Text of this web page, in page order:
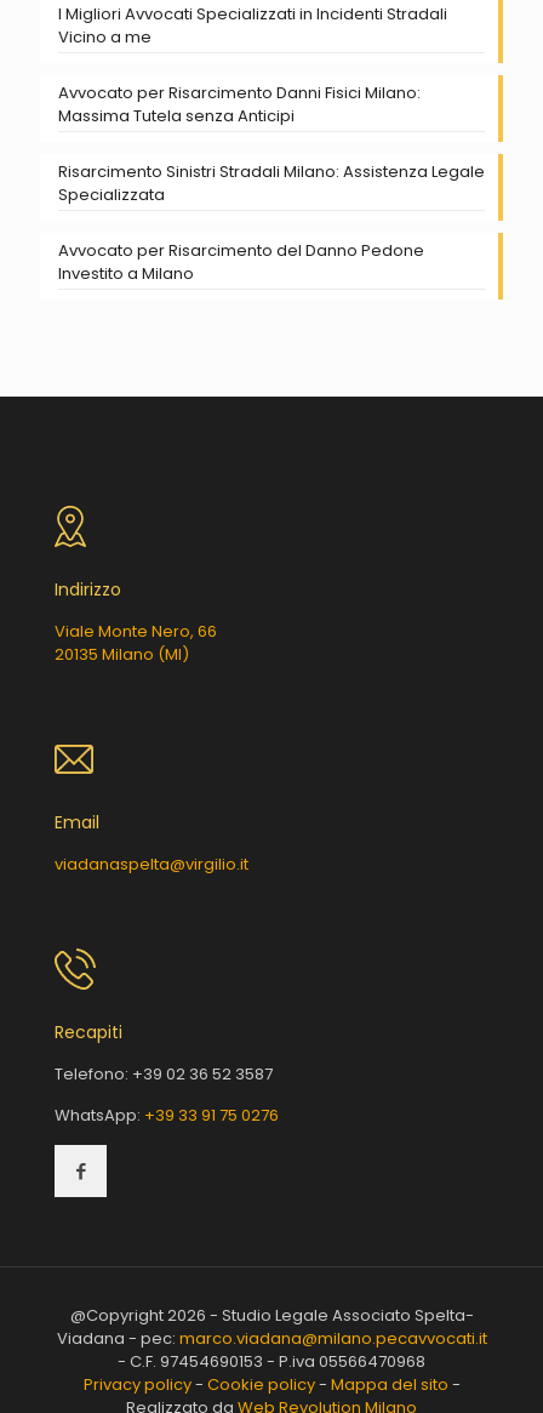
I Migliori Avvocati Specializzati in Incidenti Stradali
Vicino a me
Avvocato per Risarcimento Danni Fisici Milano:
Massima Tutela senza Anticipi
Risarcimento Sinistri Stradali Milano: Assistenza Legale
Specializzata
Avvocato per Risarcimento del Danno Pedone
Investito a Milano
Indirizzo
Viale Monte Nero, 66
20135 Milano (MI)
Email
viadanaspelta@virgilio.it
Recapiti
Telefono: +39 02 36 52 3587
WhatsApp: +39 33 91 75 0276
@Copyright 2026 - Studio Legale Associato Spelta-
Viadana - pec: marco.viadana@milano.pecavvocati.it
- C.F. 97454690153 - P.iva 05566470968
Privacy policy- Cookie policy- Mappa del sito -
Realizzato da Web Revolution Milano